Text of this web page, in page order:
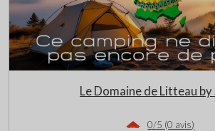
Le Domaine de Litteau by
0/5 (0 avis)